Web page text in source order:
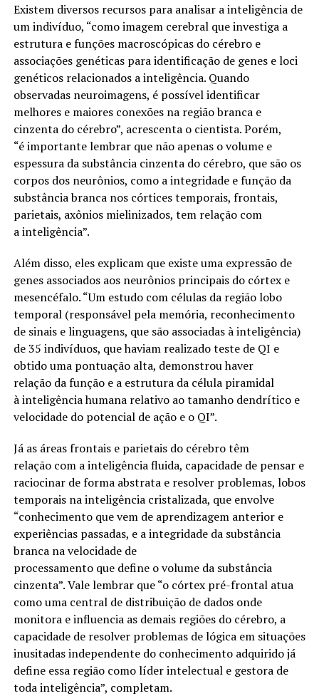
Existem diversos recursos para analisar a inteligência de
um indivíduo, “como imagem cerebral que investiga a
estrutura e funções macroscópicas do cérebro e
associações genéticas para identificação de genes e loci
genéticos relacionados a inteligência. Quando
observadas neuroimagens, é possível identificar
melhores e maiores conexões na região branca e
cinzenta do cérebro”, acrescenta o cientista. Porém,
“é importante lembrar que não apenas o volume e
espessura da substância cinzenta do cérebro, que são os
corpos dos neurônios, como a integridade e função da
substância branca nos córtices temporais, frontais,
parietais, axônios mielinizados, tem relação com
a inteligência”.
Além disso, eles explicam que existe uma expressão de
genes associados aos neurônios principais do córtex e
mesencéfalo. “Um estudo com células da região lobo
temporal (responsável pela memória, reconhecimento
de sinais e linguagens, que são associadas à inteligência)
de 35 indivíduos, que haviam realizado teste de QI e
obtido uma pontuação alta, demonstrou haver
relação da função e a estrutura da célula piramidal
à inteligência humana relativo ao tamanho dendrítico e
velocidade do potencial de ação e o QI”.
Já as áreas frontais e parietais do cérebro têm
relação com a inteligência fluida, capacidade de pensar e
raciocinar de forma abstrata e resolver problemas, lobos
temporais na inteligência cristalizada, que envolve
“conhecimento que vem de aprendizagem anterior e
experiências passadas, e a integridade da substância
branca na velocidade de
processamento que define o volume da substância
cinzenta”. Vale lembrar que “o córtex pré-frontal atua
como uma central de distribuição de dados onde
monitora e influencia as demais regiões do cérebro, a
capacidade de resolver problemas de lógica em situações
inusitadas independente do conhecimento adquirido já
define essa região como líder intelectual e gestora de
toda inteligência”, completam.